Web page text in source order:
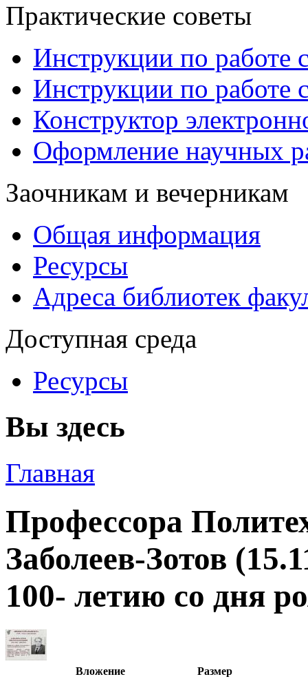
Практические советы
Инструкции по работе
Инструкции по работе
Конструктор
Оформление научных
Заочникам и вечерникам
Общая информация
Ресурсы
Адреса библиотек
Доступная среда
Ресурсы
Вы здесь
Главная
Профессора
Заболеев-Зотов
100- летию со дня
Вложение
Размер